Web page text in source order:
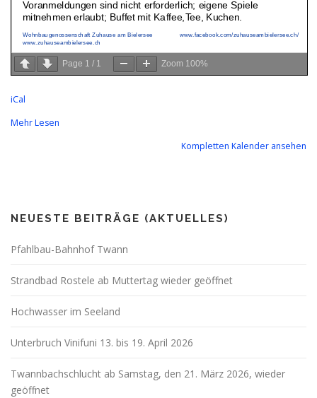
Page 1 / 1 Zoom 100%
iCal
Mehr Lesen
Kompletten Kalender ansehen
NEUESTE BEITRÄGE (AKTUELLES)
Pfahlbau-Bahnhof Twann
Strandbad Rostele ab Muttertag wieder geöffnet
Hochwasser im Seeland
Unterbruch Vinifuni 13. bis 19. April 2026
Twannbachschlucht ab Samstag, den 21. März 2026, wieder
geöffnet